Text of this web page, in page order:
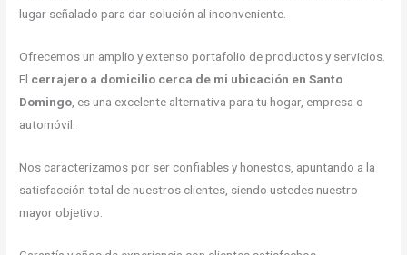
lugar señalado para dar solución al inconveniente.
Ofrecemos un amplio y extenso portafolio de productos y servicios.
El cerrajero a domicilio cerca de mi ubicación en Santo
Domingo, es una excelente alternativa para tu hogar, empresa o
automóvil.
Nos caracterizamos por ser confiables y honestos, apuntando a la
satisfacción total de nuestros clientes, siendo ustedes nuestro
mayor objetivo.